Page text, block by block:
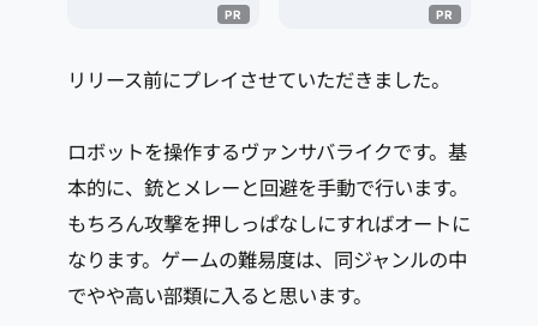
リリース前にプレイさせていただきました。
ロボットを操作するヴァンサバライクです。基
本的に、銃とメレーと回避を手動で行います。
もちろん攻撃を押しっぱなしにすればオートに
なります。ゲームの難易度は、同ジャンルの中
でやや高い部類に入ると思います。